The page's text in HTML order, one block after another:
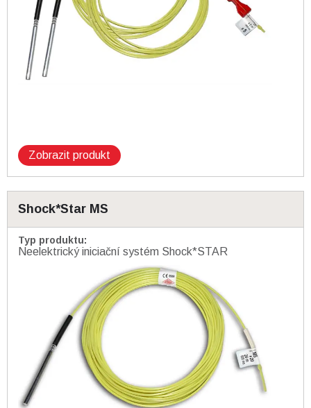
Zobrazit produkt
Shock*Star MS
Typ produktu:
Neelektrický iniciační systém Shock*STAR